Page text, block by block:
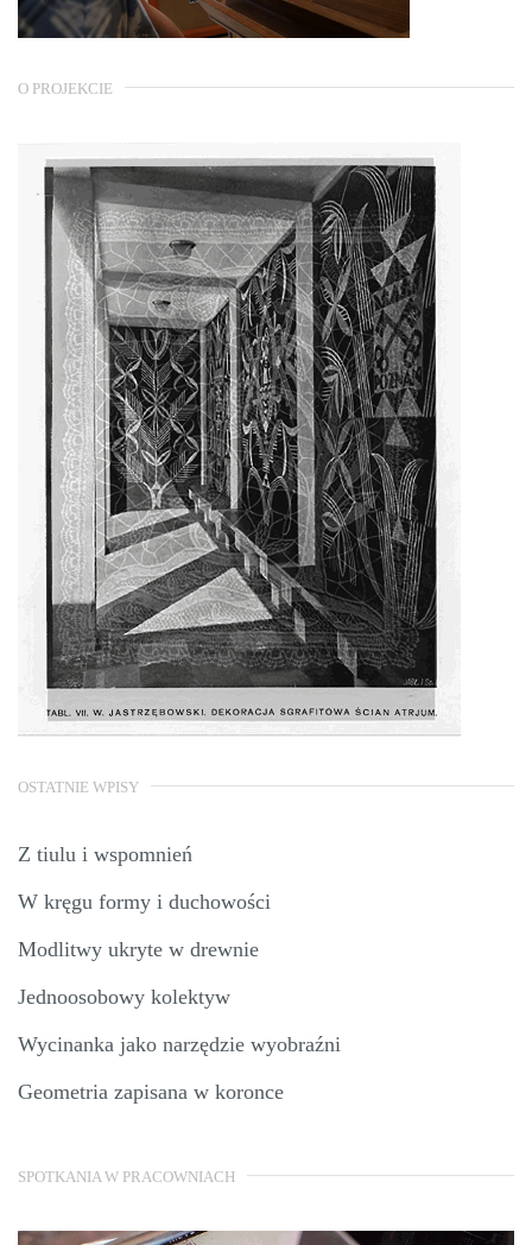
O PROJEKCIE
OSTATNIE WPISY
Z tiulu i wspomnień
W kręgu formy i duchowości
Modlitwy ukryte w drewnie
Jednoosobowy kolektyw
Wycinanka jako narzędzie wyobraźni
Geometria zapisana w koronce
SPOTKANIA W PRACOWNIACH